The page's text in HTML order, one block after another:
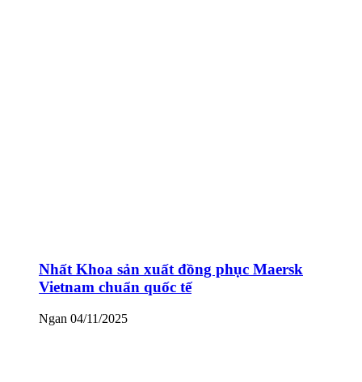
Nhất Khoa sản xuất đồng phục Maersk
Vietnam chuẩn quốc tế
Ngan 04/11/2025